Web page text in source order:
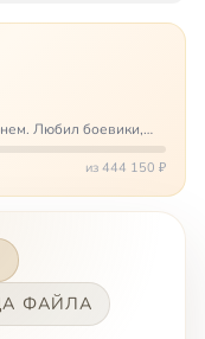
Любил боевики,
поиграть в комп,
будучи
из 444 150 ₽
ФАЙЛА